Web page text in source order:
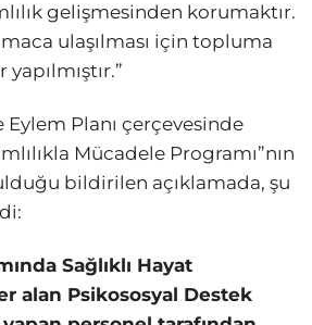
gelişmesinden korumaktır.
ulaşılması için topluma
Eylem Planı çerçevesinde
Mücadele Programı”nın
bildirilen açıklamada, şu
Sağlıklı Hayat
alan Psikososyal Destek